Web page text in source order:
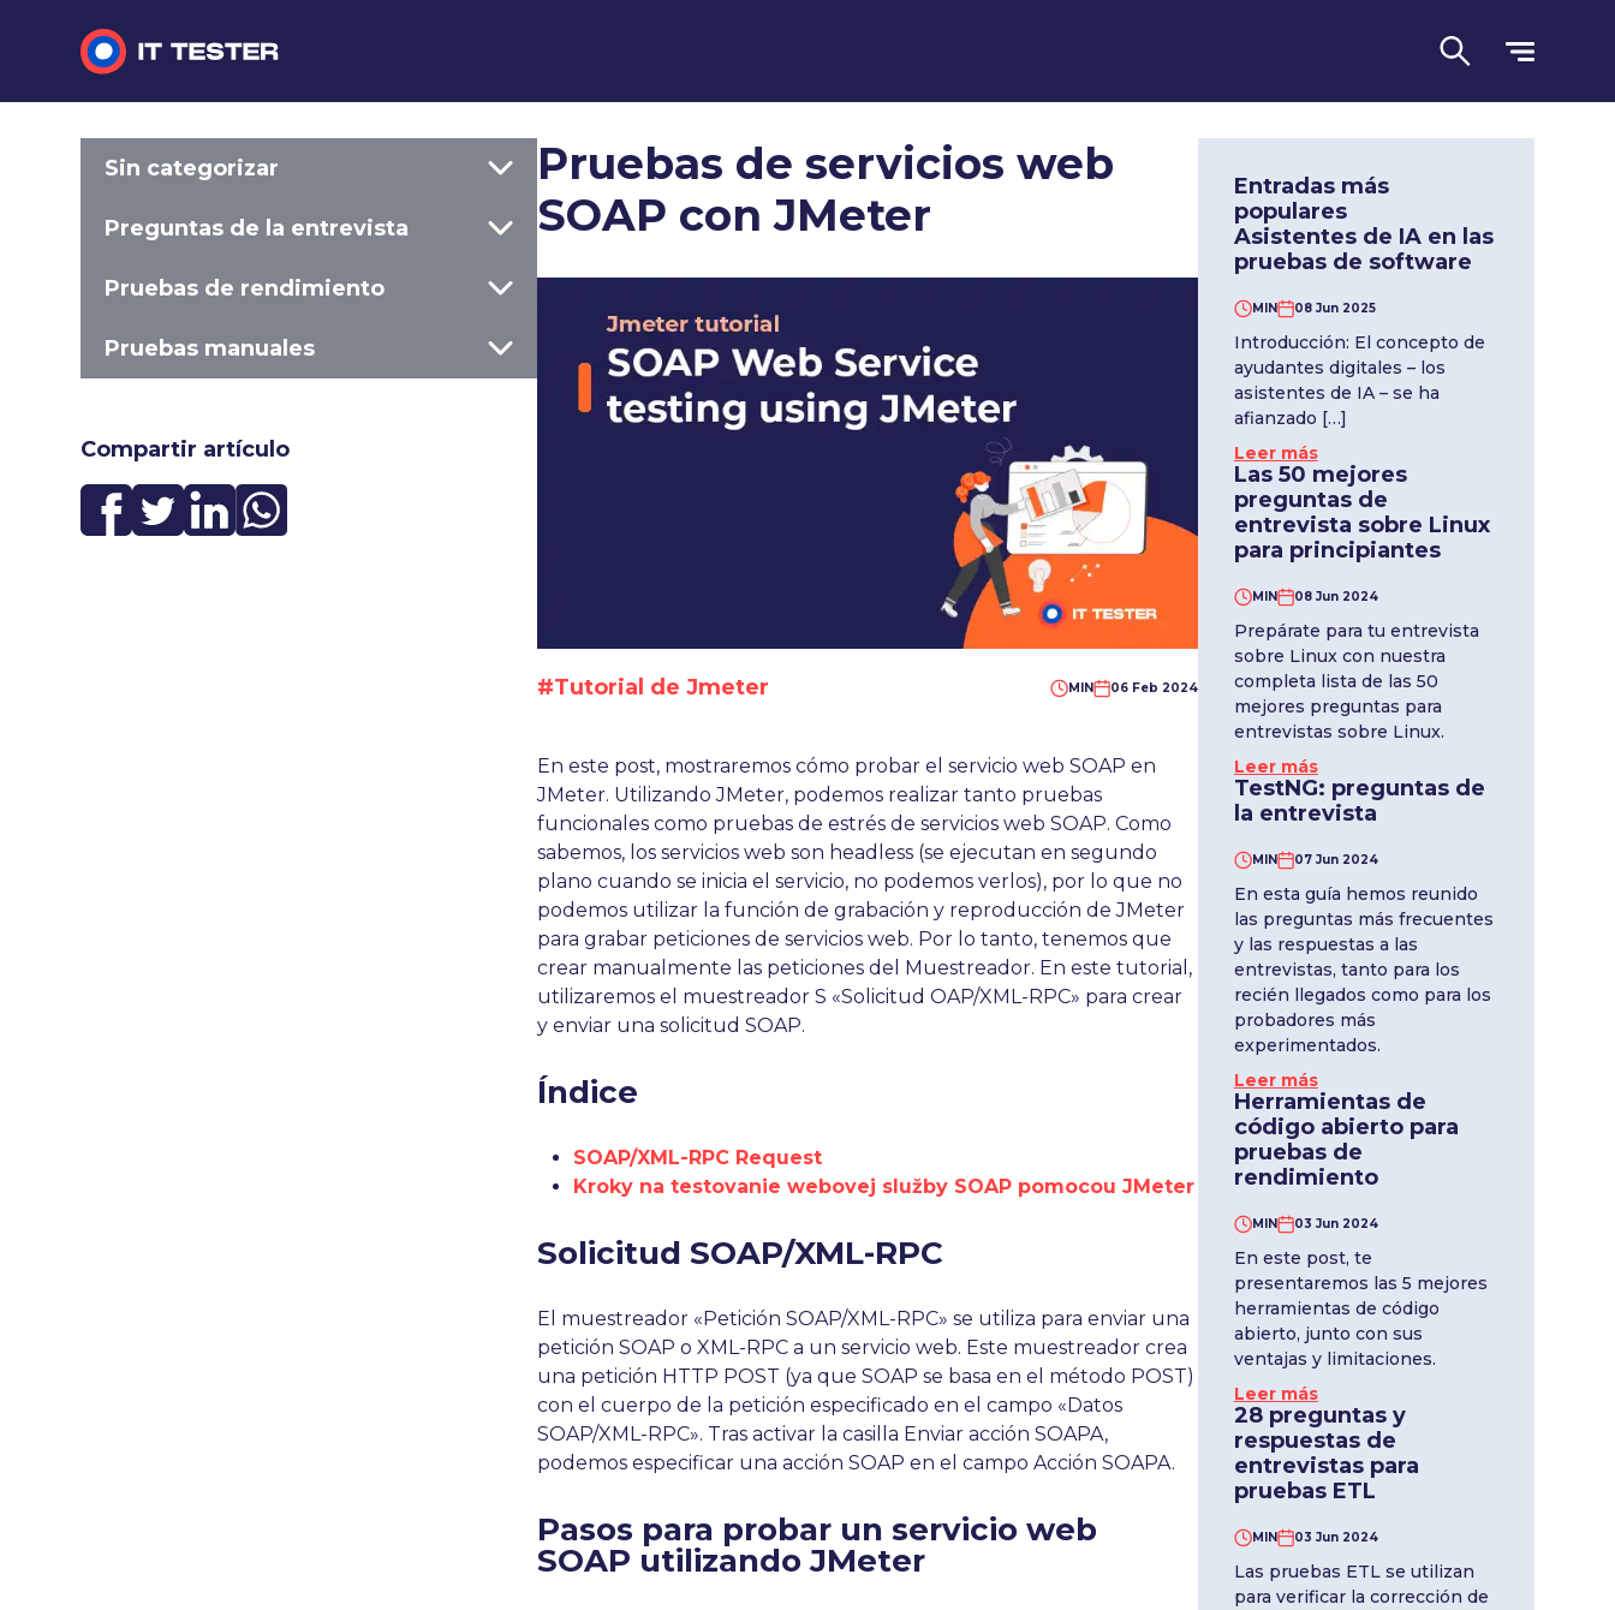
Preguntas de la entrevista
Pruebas de rendimiento
Pruebas manuales
Lengua
Sin categorizar
Preguntas de la entrevista
Pruebas de rendimiento
Pruebas manuales
Compartir artículo
Pruebas de servicios web
SOAP con JMeter
#Tutorial de Jmeter MIN 06 Feb 2024
En este post, mostraremos cómo probar el servicio web SOAP en
JMeter. Utilizando JMeter, podemos realizar tanto pruebas
funcionales como pruebas de estrés de servicios web SOAP. Como
sabemos, los servicios web son headless (se ejecutan en segundo
plano cuando se inicia el servicio, no podemos verlos), por lo que no
podemos utilizar la función de grabación y reproducción de JMeter
para grabar peticiones de servicios web. Por lo tanto, tenemos que
crear manualmente las peticiones del Muestreador. En este tutorial,
utilizaremos el muestreador S «Solicitud OAP/XML-RPC» para crear
y enviar una solicitud SOAP.
Índice
SOAP/XML-RPC Request
Kroky na testovanie webovej služby SOAP pomocou JMeter
Solicitud SOAP/XML-RPC
El muestreador «Petición SOAP/XML-RPC» se utiliza para enviar una
petición SOAP o XML-RPC a un servicio web. Este muestreador crea
una petición HTTP POST (ya que SOAP se basa en el método POST)
con el cuerpo de la petición especificado en el campo «Datos
SOAP/XML-RPC». Tras activar la casilla Enviar acción SOAPA,
podemos especificar una acción SOAP en el campo Acción SOAPA.
Pasos para probar un servicio web
SOAP utilizando JMeter
Entradas más
populares
Asistentes de IA en las
pruebas de software
MIN 08 Jun 2025
Introducción: El concepto de
ayudantes digitales – los
asistentes de IA – se ha
afianzado […]
Leer más
Las 50 mejores
preguntas de
entrevista sobre Linux
para principiantes
MIN 08 Jun 2024
Prepárate para tu entrevista
sobre Linux con nuestra
completa lista de las 50
mejores preguntas para
entrevistas sobre Linux.
Leer más
TestNG: preguntas de
la entrevista
MIN 07 Jun 2024
En esta guía hemos reunido
las preguntas más frecuentes
y las respuestas a las
entrevistas, tanto para los
recién llegados como para los
probadores más
experimentados.
Leer más
Herramientas de
código abierto para
pruebas de
rendimiento
MIN 03 Jun 2024
En este post, te
presentaremos las 5 mejores
herramientas de código
abierto, junto con sus
ventajas y limitaciones.
Leer más
28 preguntas y
respuestas de
entrevistas para
pruebas ETL
MIN 03 Jun 2024
Las pruebas ETL se utilizan
para verificar la corrección de